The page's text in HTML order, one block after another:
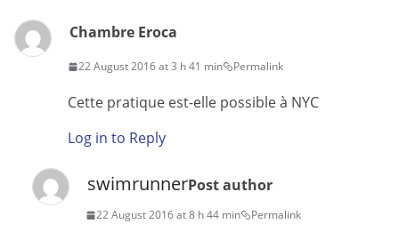
Chambre Eroca
22 August 2016 at 3 h 41 min Permalink
Cette pratique est-elle possible à NYC
Log in to Reply
swimrunnerPost author
22 August 2016 at 8 h 44 min Permalink